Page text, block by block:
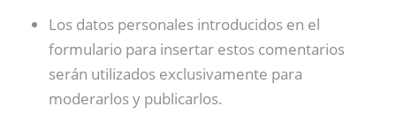
Los datos personales introducidos en el
formulario para insertar estos comentarios
serán utilizados exclusivamente para
moderarlos y publicarlos.